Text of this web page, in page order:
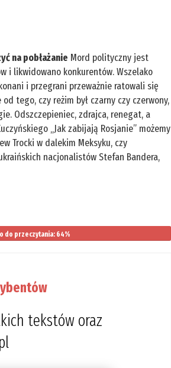
na pobłażanie Mord polityczny jest
i likwidowano konkurentów. Wszelako
i przegrani przeważnie ratowali się
tego, czy reżim był czarny czy czerwony,
Odszczepieniec, zdrajca, renegat, a
„Jak zabijają Rosjanie” możemy
Trocki w dalekim Meksyku, czy
nacjonalistów Stefan Bandera,
do przeczytania: 64%
tekstów oraz